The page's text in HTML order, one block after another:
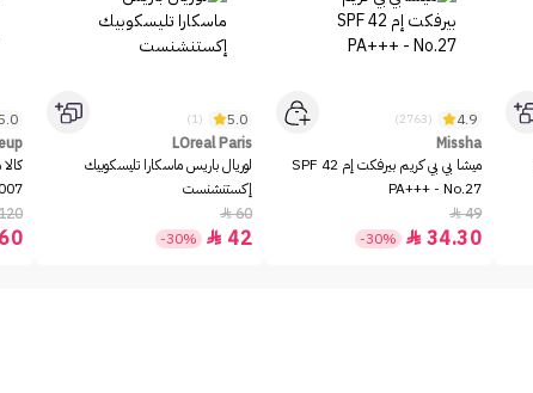
4.9
(2763)
Missha
ميشا بي بي كريم بيرفكت إم SPF 42
PA+++ - No.27
49

34.30

-30%
5.0
(1)
LOreal Paris
لوريال باريس ماسكارا تليسكوبيك
إكستنشنست
60

42

-30%
60